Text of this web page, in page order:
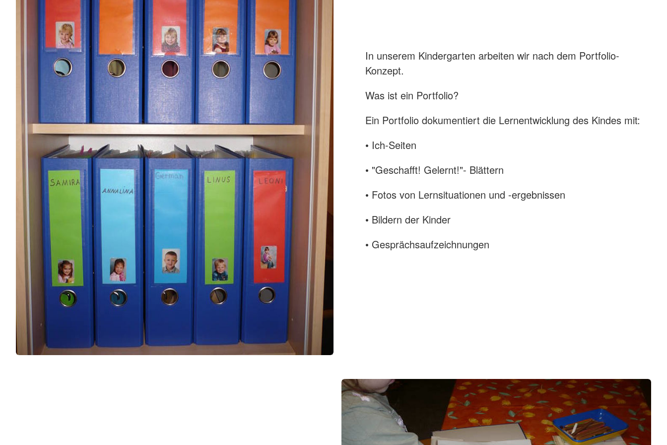
In unserem Kindergarten arbeiten wir nach dem Portfolio-
Konzept.
Was ist ein Portfolio?
Ein Portfolio dokumentiert die Lernentwicklung des Kindes mit:
• Ich-Seiten
• "Geschafft! Gelernt!"- Blättern
• Fotos von Lernsituationen und -ergebnissen
• Bildern der Kinder
• Gesprächsaufzeichnungen